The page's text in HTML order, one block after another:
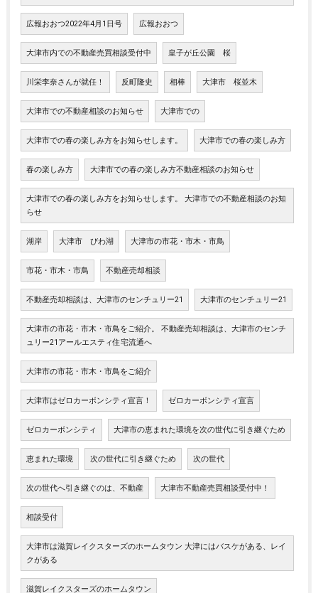
広報おおつ2022年4月1日号 広報おおつ
大津市内での不動産売買相談受付中 皇子が丘公園 桜
川栄李奈さんが就任！ 反町隆史 相棒 大津市 桜並木
大津市での不動産相談のお知らせ 大津市での
大津市での春の楽しみ方をお知らせします。 大津市での春の楽しみ方
春の楽しみ方 大津市での春の楽しみ方不動産相談のお知らせ
大津市での春の楽しみ方をお知らせします。 大津市での不動産相談のお知
らせ
湖岸 大津市 びわ湖 大津市の市花・市木・市鳥
市花・市木・市鳥 不動産売却相談
不動産売却相談は、大津市のセンチュリー21 大津市のセンチュリー21
大津市の市花・市木・市鳥をご紹介。 不動産売却相談は、大津市のセンチ
ュリー21アールエスティ住宅流通へ
大津市の市花・市木・市鳥をご紹介
大津市はゼロカーボンシティ宣言！ ゼロカーボンシティ宣言
ゼロカーボンシティ 大津市の恵まれた環境を次の世代に引き継ぐため
恵まれた環境 次の世代に引き継ぐため 次の世代
次の世代へ引き継ぐのは、不動産 大津市不動産売買相談受付中！
相談受付
大津市は滋賀レイクスターズのホームタウン 大津にはバスケがある、レイ
クがある
滋賀レイクスターズのホームタウン